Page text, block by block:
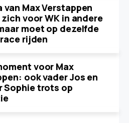
van Max Verstappen
voor WK in andere
moet op dezelfde
rijden
voor Max
ook vader Jos en
Sophie trots op